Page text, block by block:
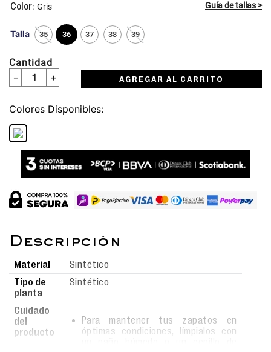
Talla 35 36 37 38 39
: Gris
Cantidad
＋
－ AGREGAR AL CARRITO
Colores
Material
Sintético
Tipo de
planta
Sintético
Cuidado
del
producto
Para mantener tus zapatos en
óptimas condiciones, límpialos con